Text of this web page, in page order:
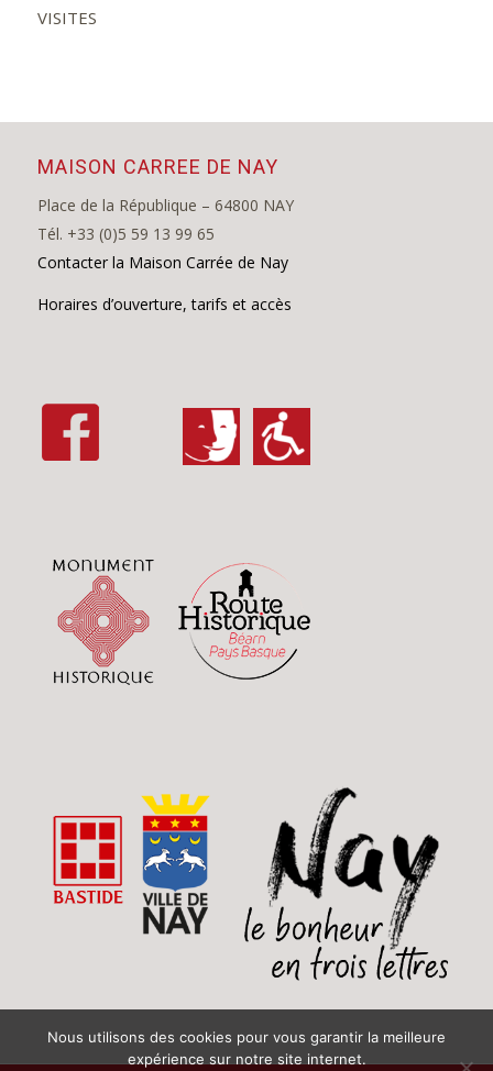
VISITES
MAISON CARREE DE NAY
Place de la République – 64800 NAY
Tél. +33 (0)5 59 13 99 65
Contacter la Maison Carrée de Nay
Horaires d’ouverture, tarifs et accès
Nous utilisons des cookies pour vous garantir la meilleure
expérience sur notre site internet.